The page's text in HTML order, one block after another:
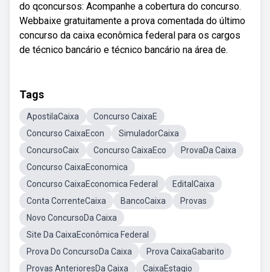
do qconcursos: Acompanhe a cobertura do concurso.
Webbaixe gratuitamente a prova comentada do último
concurso da caixa econômica federal para os cargos
de técnico bancário e técnico bancário na área de.
Tags
ApostilaCaixa
Concurso CaixaE
Concurso CaixaEcon
SimuladorCaixa
ConcursoCaix
Concurso CaixaEco
ProvaDa Caixa
Concurso CaixaEconomica
Concurso CaixaEconomica Federal
EditalCaixa
Conta CorrenteCaixa
BancoCaixa
Provas
Novo ConcursoDa Caixa
Site Da CaixaEconômica Federal
Prova Do ConcursoDa Caixa
Prova CaixaGabarito
Provas AnterioresDa Caixa
CaixaEstagio